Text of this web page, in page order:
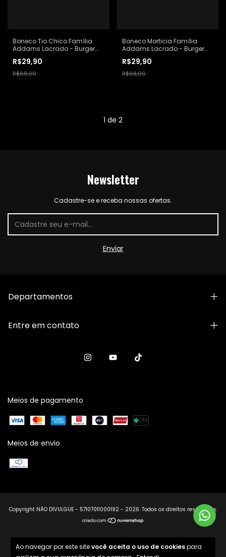
Ao navegar por este sitevocê aceita o uso de cookiespara
Boneco Tio Chico Família
Addams Lacrado - Burger
R$29,90
R$68,00
Boneco Morticia Família
Addams Lacrado - Burger
R$29,90
R$68,00
1 de 2
Newsletter
Cadastre-se e receba nossas ofertas.
Departamentos
Entre em contato
Meios de pagamento
Meios de envio
Copyright NÃO DIVULGUE - 57107011000192 - 2026. Todos os direitos reservados.